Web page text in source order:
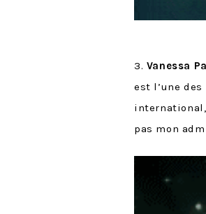
3. Vanessa
est l’une
pas mon